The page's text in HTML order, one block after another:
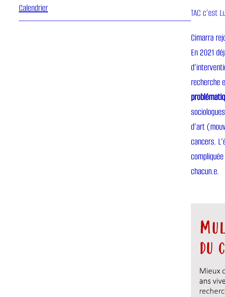
Calendrier
TAC c’est
Cimarra
En 2021
recherche
d’art
cancers.
chacun.e.